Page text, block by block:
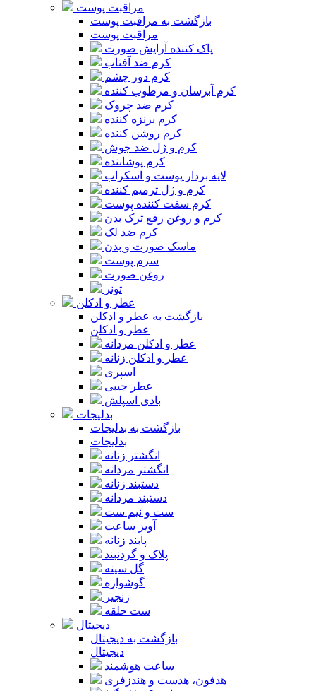
مراقبت پوست
بازگشت به مراقبت پوست
مراقبت پوست
پاک کننده آرایش صورت
کرم ضد آفتاب
کرم دور چشم
کرم آبرسان و مرطوب کننده
کرم ضد چروک
کرم برنزه کننده
کرم روشن کننده
کرم و ژل ضد جوش
کرم پوشاننده
لایه بردار پوست و اسکراب
کرم و ژل ترمیم کننده
کرم سفت کننده پوست
کرم و روغن رفع ترک بدن
کرم ضد لک
ماسک صورت و بدن
سرم پوست
روغن صورت
تونر
عطر و ادکلن
بازگشت به عطر و ادکلن
عطر و ادکلن
عطر و ادکلن مردانه
عطر و ادکلن زنانه
اسپری
عطر جیبی
بادی اسپلش
بدلیجات
بازگشت به بدلیجات
بدلیجات
انگشتر زنانه
انگشتر مردانه
دستبند زنانه
دستبند مردانه
ست و نیم ست
آویز ساعت
پابند زنانه
پلاک و گردنبند
گل سینه
گوشواره
زنجیر
ست حلقه
دیجیتال
بازگشت به دیجیتال
دیجیتال
ساعت هوشمند
هدفون، هدست و هندزفری